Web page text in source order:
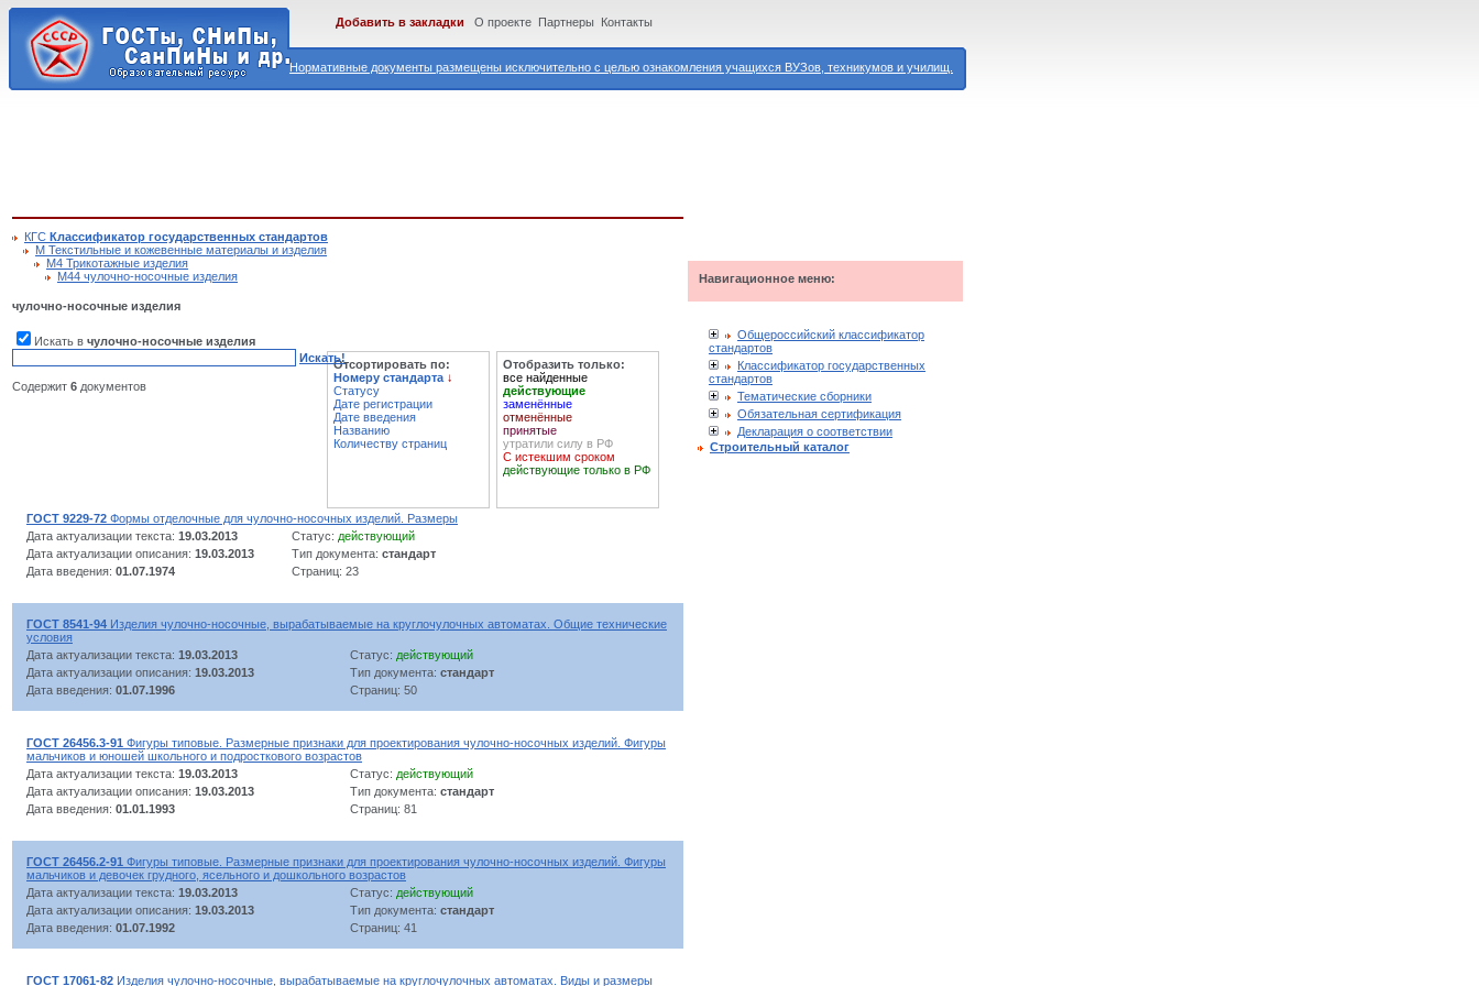
Нормативные документы размещены исключительно с целью ознакомления учащихся ВУЗов, техникумов и училищ.
Добавить в закладки О проекте Партнеры Контакты
КГС Классификатор государственных стандартов
М Текстильные и кожевенные материалы и изделия
М4 Трикотажные изделия
М44 чулочно-носочные изделия
чулочно-носочные изделия
Искать в чулочно-носочные изделия
Искать!
Содержит 6 документов
Отсортировать по:
Номеру стандарта ↓
Статусу
Дате регистрации
Дате введения
Названию
Количеству страниц
Отобразить только:
все найденные
действующие
заменённые
отменённые
принятые
утратили силу в РФ
С истекшим сроком
действующие только в РФ
ГОСТ 9229-72 Формы отделочные для чулочно-носочных изделий. Размеры
Дата актуализации текста: 19.03.2013 Статус: действующий
Дата актуализации описания: 19.03.2013 Тип документа: стандарт
Дата введения: 01.07.1974 Страниц: 23
ГОСТ 8541-94 Изделия чулочно-носочные, вырабатываемые на круглочулочных автоматах. Общие технические
условия
Дата актуализации текста: 19.03.2013 Статус: действующий
Дата актуализации описания: 19.03.2013 Тип документа: стандарт
Дата введения: 01.07.1996 Страниц: 50
ГОСТ 26456.3-91 Фигуры типовые. Размерные признаки для проектирования чулочно-носочных изделий. Фигуры
мальчиков и юношей школьного и подросткового возрастов
Дата актуализации текста: 19.03.2013 Статус: действующий
Дата актуализации описания: 19.03.2013 Тип документа: стандарт
Дата введения: 01.01.1993 Страниц: 81
ГОСТ 26456.2-91 Фигуры типовые. Размерные признаки для проектирования чулочно-носочных изделий. Фигуры
мальчиков и девочек грудного, ясельного и дошкольного возрастов
Дата актуализации текста: 19.03.2013 Статус: действующий
Дата актуализации описания: 19.03.2013 Тип документа: стандарт
Дата введения: 01.07.1992 Страниц: 41
ГОСТ 17061-82 Изделия чулочно-носочные, вырабатываемые на круглочулочных автоматах. Виды и размеры
Навигационное меню:
Общероссийский классификатор
стандартов
Классификатор государственных
стандартов
Тематические сборники
Обязательная сертификация
Декларация о соответствии
Строительный каталог